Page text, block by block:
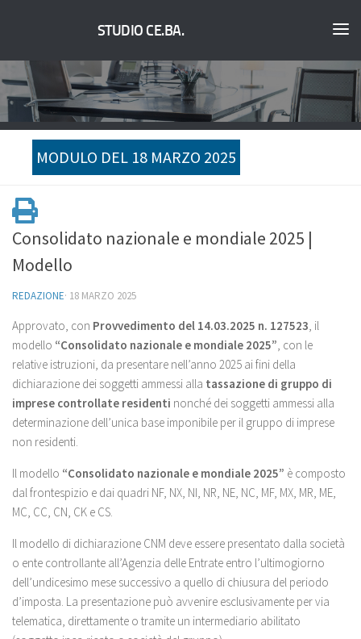
STUDIO CE.BA.
MODULO DEL 18 MARZO 2025
Consolidato nazionale e mondiale 2025 |
Modello
REDAZIONE· 18 MARZO 2025
Approvato, con Provvedimento del 14.03.2025 n. 127523, il
modello “Consolidato nazionale e mondiale 2025”, con le
relative istruzioni, da presentare nell’anno 2025 ai fini della
dichiarazione dei soggetti ammessi alla tassazione di gruppo di
imprese controllate residenti nonché dei soggetti ammessi alla
determinazione dell’unica base imponibile per il gruppo di imprese
non residenti.
Il modello “Consolidato nazionale e mondiale 2025” è composto
dal frontespizio e dai quadri NF, NX, NI, NR, NE, NC, MF, MX, MR, ME,
MC, CC, CN, CK e CS.
Il modello di dichiarazione CNM deve essere presentato dalla società
o ente controllante all’Agenzia delle Entrate entro l’ultimogiorno
dell’undicesimo mese successivo a quello di chiusura del periodo
d’imposta. La presentazione può avvenire esclusivamente per via
telematica, direttamente o tramite un intermediario abilitato